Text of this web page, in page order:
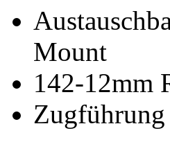
Mount
142-12mm
Zugführung